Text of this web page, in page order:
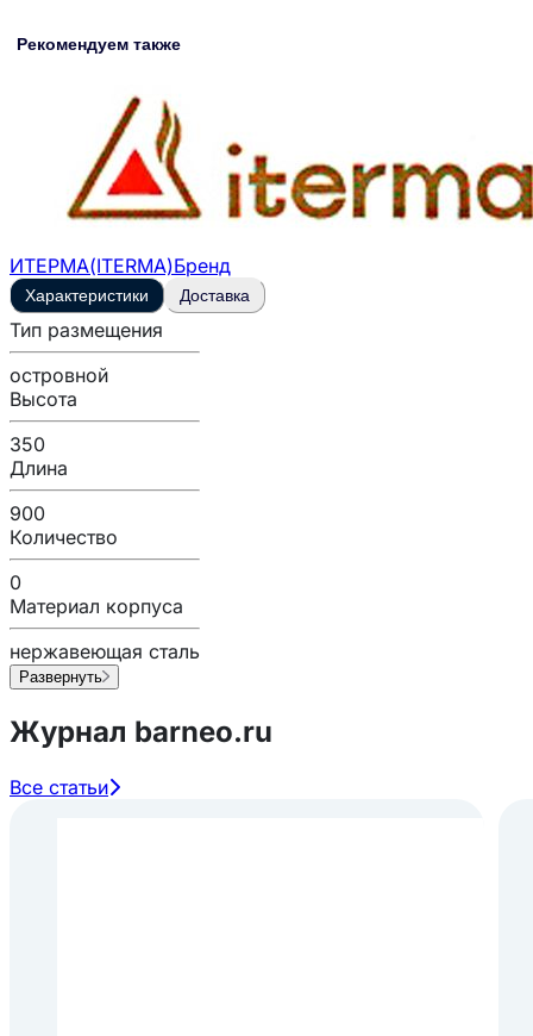
Рекомендуем также
ИТЕРМА(ITERMA)Бренд
Характеристики Доставка
Тип размещения
островной
Высота
350
Длина
900
Количество
0
Материал корпуса
нержавеющая сталь
Развернуть
Журнал barneo.ru
Все статьи